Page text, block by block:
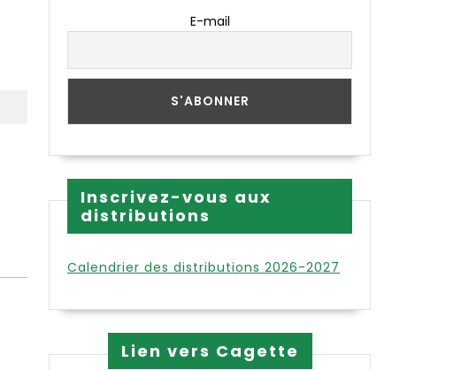
E-mail
Inscrivez-vous aux
distributions
Calendrier des distributions 2026-2027
Lien vers Cagette